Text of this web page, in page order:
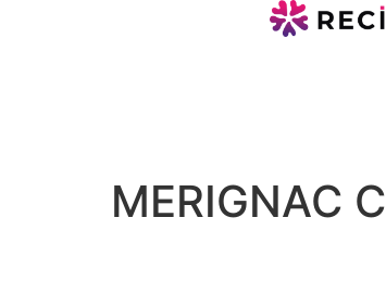
MERIGNAC